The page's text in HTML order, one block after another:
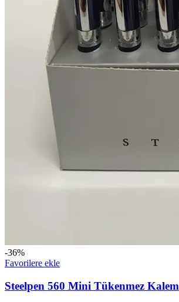
-36%
Favorilere ekle
Steelpen 560 Mini Tükenmez Kalem